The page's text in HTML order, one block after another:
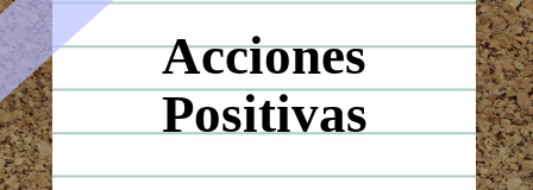
Acciones
Positivas